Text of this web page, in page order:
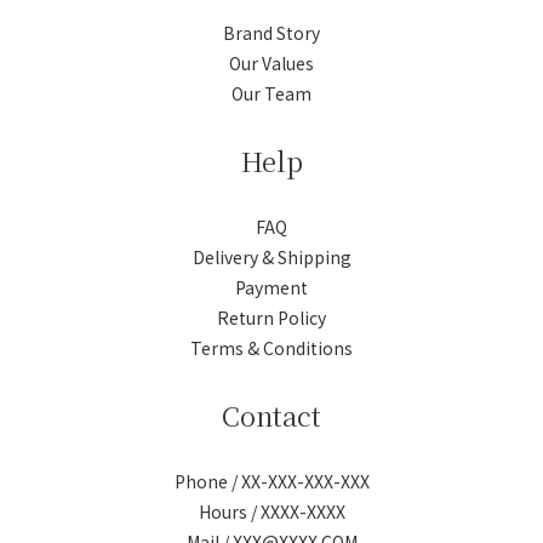
Brand Story
Our Values
Our Team
Help
FAQ
Delivery & Shipping
Payment
Return Policy
Terms & Conditions
Contact
Phone / XX-XXX-XXX-XXX
Hours / XXXX-XXXX